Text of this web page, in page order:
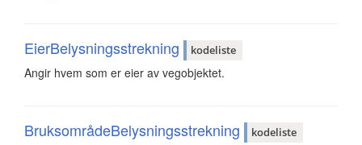
EierBelysningsstrekning kodeliste
Angir hvem som er eier av vegobjektet.
BruksområdeBelysningsstrekning kodeliste